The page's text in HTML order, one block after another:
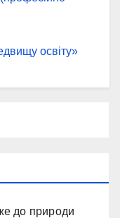
освіту»
до природи